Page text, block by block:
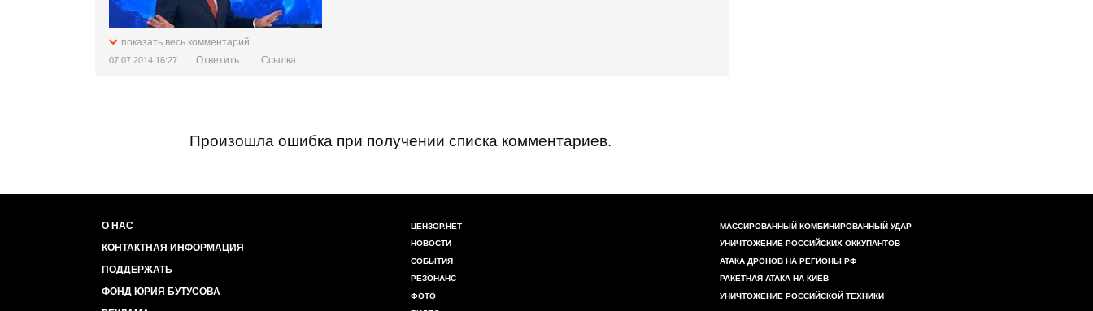
показать весь комментарий
07.07.2014 16:27 Ответить Ссылка
Произошла ошибка при получении списка комментариев.
О НАС
КОНТАКТНАЯ ИНФОРМАЦИЯ
ПОДДЕРЖАТЬ
ФОНД ЮРИЯ БУТУСОВА
ЦЕНЗОР.НЕТ
НОВОСТИ
СОБЫТИЯ
РЕЗОНАНС
ФОТО
МАССИРОВАННЫЙ КОМБИНИРОВАННЫЙ УДАР
УНИЧТОЖЕНИЕ РОССИЙСКИХ ОККУПАНТОВ
АТАКА ДРОНОВ НА РЕГИОНЫ РФ
РАКЕТНАЯ АТАКА НА КИЕВ
УНИЧТОЖЕНИЕ РОССИЙСКОЙ ТЕХНИКИ